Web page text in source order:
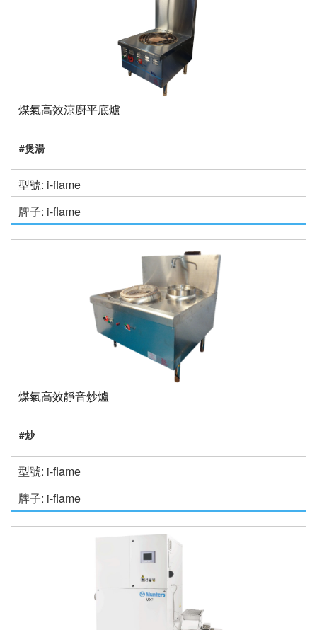
煤氣高效涼廚平底爐
#煲湯
型號: i-flame
牌子: i-flame
煤氣高效靜音炒爐
#炒
型號: i-flame
牌子: i-flame